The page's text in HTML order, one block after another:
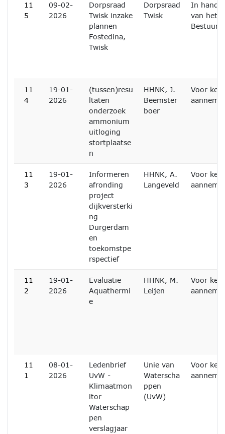
11
5
09-02-
2026
Dorpsraad
Twisk inzake
plannen
Fostedina,
Twisk
Dorpsraad
Twisk
In
van het
Bestuur
11
4
19-01-
2026
(tussen)resu
ltaten
onderzoek
ammonium
uitloging
stortplaatse
n
HHNK, J.
Beemster
boer
Voor
11
3
19-01-
2026
Informeren
afronding
project
dijkversterki
ng
Durgerdam
en
toekomstpe
rspectief
HHNK, A.
Langeveld
Voor
11
2
19-01-
2026
Evaluatie
Aquathermi
e
HHNK, M.
Leijen
Voor
11
1
08-01-
2026
Ledenbrief
UvW -
Klimaatmon
itor
Waterschap
pen
verslagjaar
Unie van
Waterscha
ppen
(UvW)
Voor